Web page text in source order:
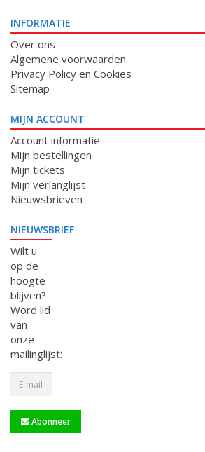
INFORMATIE
Over ons
Algemene voorwaarden
Privacy Policy en Cookies
Sitemap
MIJN ACCOUNT
Account informatie
Mijn bestellingen
Mijn tickets
Mijn verlanglijst
Nieuwsbrieven
NIEUWSBRIEF
Wilt u
op de
hoogte
blijven?
Word lid
van
onze
mailinglijst:
Abonneer